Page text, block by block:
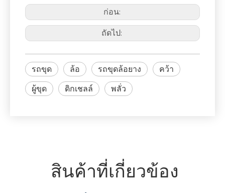
ก่อน:
ถัดไป:
รถขุด ล้อ รถขุดล้อยาง
คว้า
ผู้ขุด
ดิกเชลล์ พลั่ว
สินค้าที่เกี่ยวข้อง